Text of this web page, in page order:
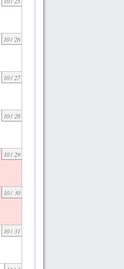
10/ 26
10/ 27
10/ 28
10/ 29
10/ 30
10/ 31